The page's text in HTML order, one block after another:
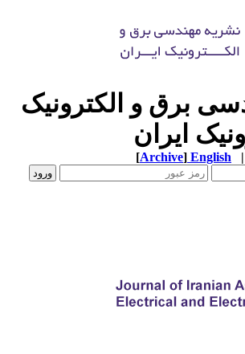
برق و الکترونیک
ایران
English
[Archive]